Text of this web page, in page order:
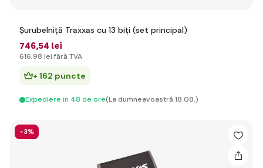
Șurubelniță Traxxas cu 13 biți (set principal)
746,54 lei
616,98 lei fără TVA
+ 162 puncte
Expediere in 48 de ore(La dumneavoastră 18.08.)
-3%